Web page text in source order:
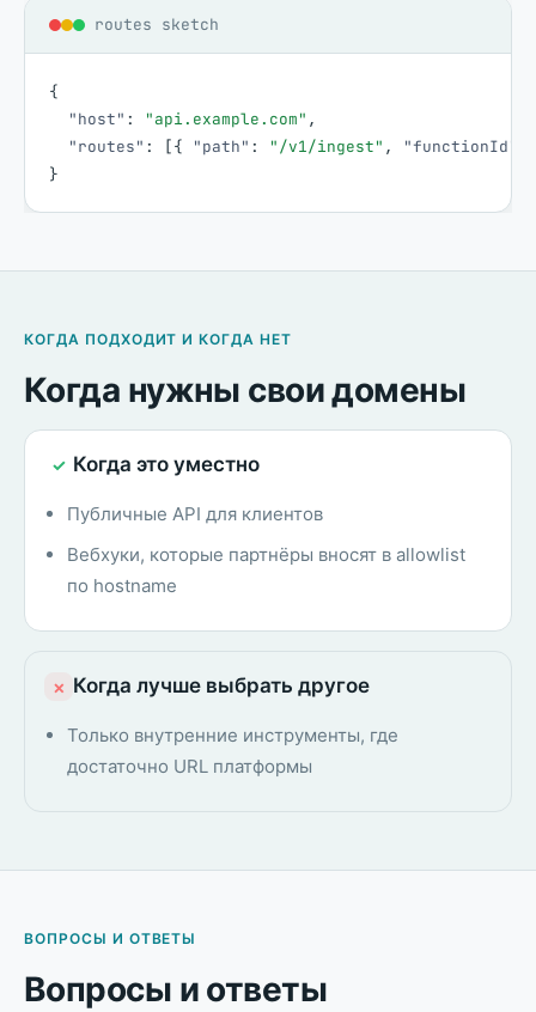
routes sketch
{
"host" : "api.example.com" ,
"routes" : [{ "path" : "/v1/ingest" , "functionId"
}
КОГДА ПОДХОДИТ И КОГДА НЕТ
Когда нужны свои домены
✓ Когда это уместно
Публичные API для клиентов
Вебхуки, которые партнёры вносят в allowlist
по hostname
× Когда лучше выбрать другое
Только внутренние инструменты, где
достаточно URL платформы
ВОПРОСЫ И ОТВЕТЫ
Вопросы и ответы